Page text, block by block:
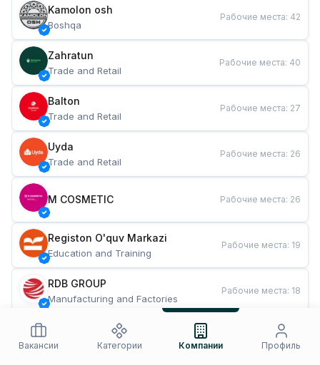
Kamolon osh
Boshqa
Рабочие места: 42
Zahratun
Trade and Retail
Рабочие места: 40
Balton
Trade and Retail
Рабочие места: 27
Uyda
Trade and Retail
Рабочие места: 26
M COSMETIC Рабочие места: 26
Registon O'quv Markazi
Education and Training
Рабочие места: 19
RDB GROUP
Manufacturing and Factories
Рабочие места: 18
Restaurants and Fast Food
Рабочие места
Вакансии
Категории Компании Профиль